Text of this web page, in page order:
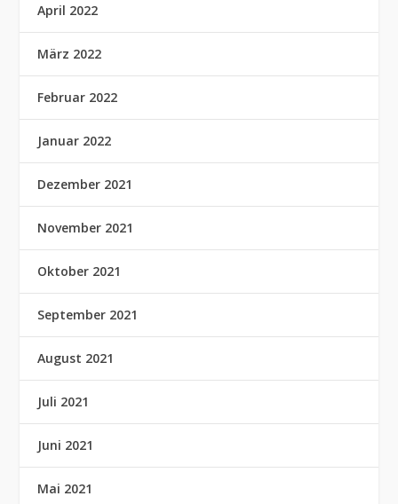
April 2022
März 2022
Februar 2022
Januar 2022
Dezember 2021
November 2021
Oktober 2021
September 2021
August 2021
Juli 2021
Juni 2021
Mai 2021